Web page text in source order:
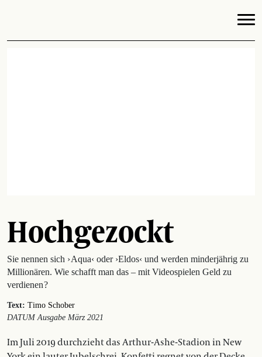
Hochgezockt
Sie nennen sich › Aqua‹ oder ›Eldos‹ und werden minderjährig zu
Millionären. Wie schafft man das – mit Videospielen Geld zu
verdienen ?
Text: Timo Schober
DATUM Ausgabe März 2021
Im Juli 2019 durchzieht das Arthur-Ashe-Stadion in New